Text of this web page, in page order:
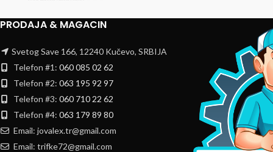
PRODAJA & MAGACIN
Svetog Save 166, 12240 Kučevo, SRBIJA
Telefon #1: 060 085 02 62
Telefon #2: 063 195 92 97
Telefon #3: 060 710 22 62
Telefon #4: 063 179 89 80
Email: jovalex.tr@gmail.com
Email: trifke72@gmail.com